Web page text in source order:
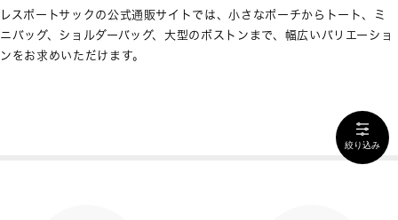
レスポートサックの公式通販サイトでは、小さなポーチからトート、ミ
ニバッグ、ショルダーバッグ、大型のボストンまで、幅広いバリエーショ
ンをお求めいただけます。
絞り込み